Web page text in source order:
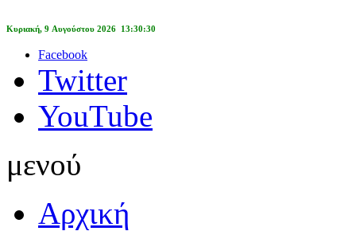
Κυριακή, 9 Αυγούστου 2026 13:30:30
Facebook
Twitter
YouTube
μενού
Αρχική